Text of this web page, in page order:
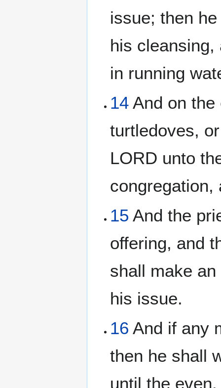
issue; then
his
in running
14 And on
turtledoves,
LORD unto
congregation,
15 And the
offering, and
shall make
his issue.
16 And if any
then he shall
until the even.